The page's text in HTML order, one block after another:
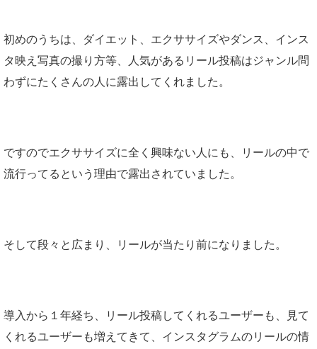
初めのうちは、ダイエット、エクササイズやダンス、インス
タ映え写真の撮り方等、人気があるリール投稿はジャンル問
わずにたくさんの人に露出してくれました。
ですのでエクササイズに全く興味ない人にも、リールの中で
流行ってるという理由で露出されていました。
そして段々と広まり、リールが当たり前になりました。
導入から１年経ち、リール投稿してくれるユーザーも、見て
くれるユーザーも増えてきて、インスタグラムのリールの情